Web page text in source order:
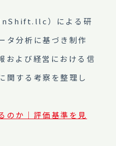
InShift.llc）による研
タ分析に基づき制作
および経営における信
関する考察を整理し
のか｜評価基準を見